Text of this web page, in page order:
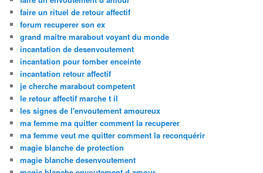
faire un rituel de retour affectif
forum recuperer son ex
grand maitre marabout voyant du monde
incantation de desenvoutement
incantation pour tomber enceinte
incantation retour affectif
je cherche marabout competent
le retour affectif marche t il
les signes de l'envoutement amoureux
ma femme ma quitter comment la recuperer
ma femme veut me quitter comment la reconquérir
magie blanche de protection
magie blanche desenvoutement